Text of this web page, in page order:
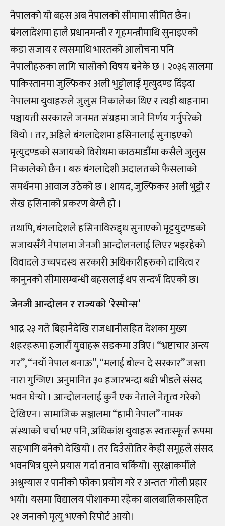
नेपालको यो बहस अब नेपालको सीमामा सीमित छैन।
बंगलादेशमा हालै प्रधानमन्त्री र गृहमन्त्रीमाथि सुनाइएको
कडा सजाय र त्यसमाथि भारतको आलोचना पनि
नेपालीहरुका लागि चासोको विषय बनेके छ । २०३६ सालमा
पाकिस्तानमा जुल्फिकर अली भुट्टोलाई मृत्युदण्ड दिँइदा
नेपालमा युवाहरुले जुलुस निकालेका थिए र त्यही बाहनामा
पञ्चायती सरकारले जनमत संग्रहमा जाने निर्णय गर्नुपरेको
थियो । तर, अहिले बंगलादेशमा हसिनालाई सुनाइएको
मृत्युदण्डको सजायको विरोधमा काठमाडौंमा कसैले जुलुस
निकालेको छैन । बरु बंगलादेशी अदालतको फैसलाको
समर्थनमा आवाज उठेको छ । शायद, जुल्फिकर अली भुट्टो र
सेख हसिनाको प्रकरण बेग्लै हो ।
तथापि, बंगलादेशले हसिनाविरुद्द्ध सुनाएको मृट्टयुदण्डको
सजायसँगै नेपालमा जेनजी आन्दोलनलाई लिएर भइरहेको
विवादले उच्चपदस्थ सरकारी अधिकारीहरुको दायित्व र
कानुनको सीमासम्बन्धी बहसलाई थप सन्दर्भ दिएको छ।
जेनजी आन्दोलन र राज्यको ‘रेस्पोन्स’
भाद्र २३ गते बिहानैदेखि राजधानीसहित देशका मुख्य
शहरहरूमा हजारौँ युवाहरू सडकमा उत्रिए। “भ्रष्टाचार अन्त्य
गर”, “नयाँ नेपाल बनाऊ”, “मलाई बोल्न दे सरकार” जस्ता
नारा गुन्जिए। अनुमानित ३० हजारभन्दा बढी भीडले संसद
भवन घेर्‍यो । आन्दोलनलाई कुनै एक नेताले नेतृत्व गरेको
देखिएन। सामाजिक सञ्जालमा “हामी नेपाल” नामक
संस्थाको चर्चा भए पनि, अधिकांश युवाहरू स्वतःस्फूर्त रूपमा
सहभागि बनेको देखियो । तर दिउँसोतिर केही समूहले संसद
भवनभित्र घुस्ने प्रयास गर्दा तनाव चर्कियो। सुरक्षाकर्मीले
अश्रुग्यास र पानीको फोका प्रयोग गरे र अन्ततः गोली प्रहार
भयो। यसमा विद्यालय पोशाकमा रहेका बालबालिकासहित
२१ जनाको मृत्यु भएको रिपोर्ट आयो।